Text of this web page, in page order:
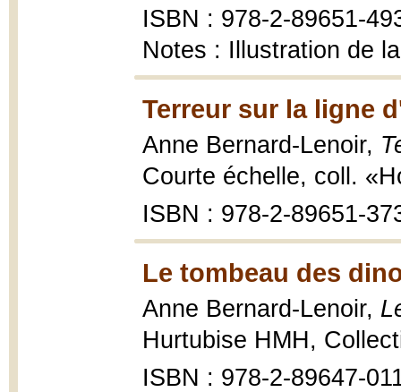
ISBN : 978-2-89651-
Notes : Illustration de
Terreur sur la ligne
Anne Bernard-Lenoir,
Courte échelle, coll.
ISBN : 978-2-89651-
Le tombeau des
Anne Bernard-Lenoir,
Hurtubise HMH,
ISBN : 978-2-89647-